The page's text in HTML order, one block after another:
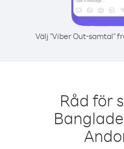
Välj "Viber Out-samtal"
Råd för